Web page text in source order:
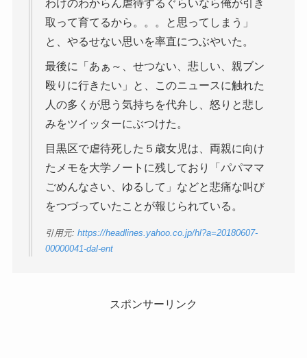
わけのわからん虐待するぐらいなら俺が引き
取って育てるから。。。と思ってしまう」
と、やるせない思いを率直につぶやいた。
最後に「あぁ～、せつない、悲しい、親ブン
殴りに行きたい」と、このニュースに触れた
人の多くが思う気持ちを代弁し、怒りと悲し
みをツイッターにぶつけた。
目黒区で虐待死した５歳女児は、両親に向け
たメモを大学ノートに残しており「パパママ
ごめんなさい、ゆるして」などと悲痛な叫び
をつづっていたことが報じられている。
引用元: https://headlines.yahoo.co.jp/hl?a=20180607-
00000041-dal-ent
スポンサーリンク